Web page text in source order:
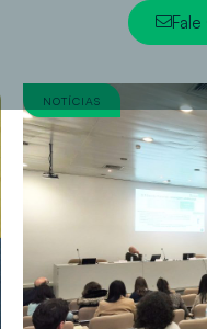
Fale
NOTÍCIAS